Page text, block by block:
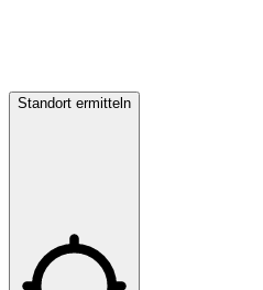
Standort ermitteln